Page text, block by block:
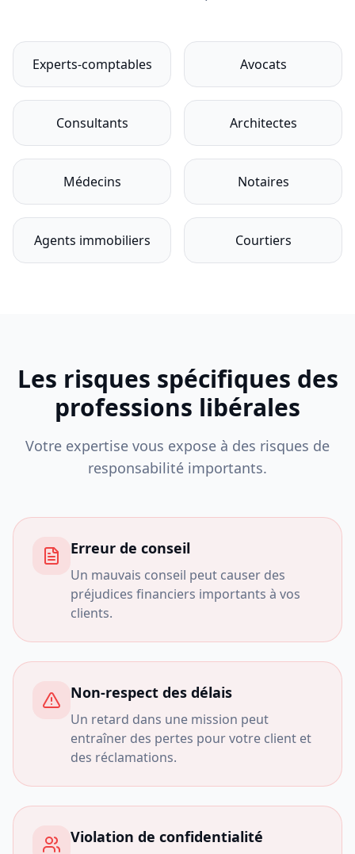
Experts-comptables Avocats
Consultants Architectes
Médecins Notaires
Agents immobiliers Courtiers
Les risques spécifiques des
professions libérales
Votre expertise vous expose à des risques de
responsabilité importants.
Erreur de conseil
Un mauvais conseil peut causer des
préjudices financiers importants à vos
clients.
Non-respect des délais
Un retard dans une mission peut
entraîner des pertes pour votre client et
des réclamations.
Violation de confidentialité